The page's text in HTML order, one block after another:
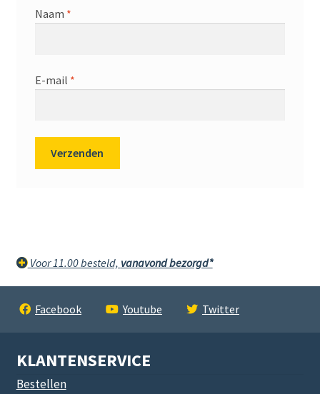
Naam *
E-mail *
Voor 11.00 besteld, vanavond bezorgd*
Facebook Youtube Twitter
KLANTENSERVICE
Bestellen